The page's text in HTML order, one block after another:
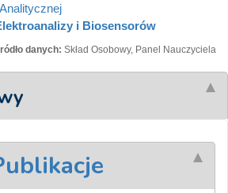
i Biosensorów
danych: Skład Osobowy, Panel Nauczyciela